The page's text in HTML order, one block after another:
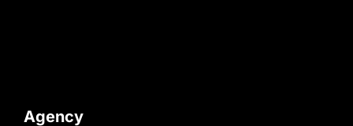
Agency